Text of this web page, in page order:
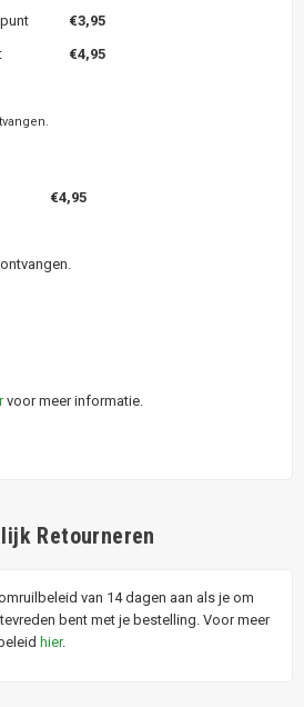
€3,95
€4,95
€4,95
ontvangen.
voor meer informatie.
Retourneren
van 14 dagen aan als je om
bent met je bestelling. Voor meer
hier.